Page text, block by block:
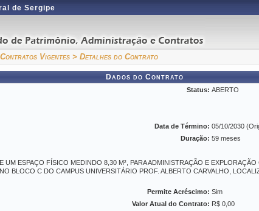
de Sergipe
Vigentes > Detalhes do Contrato
Dados do Contrato
Status: ABERTO
Data de Término: 05/10/2030
Duração: 59 meses
UM ESPAÇO FÍSICO MEDINDO 8,30 M², PARA ADMINISTRAÇÃO E
BLOCO C DO CAMPUS UNIVERSITÁRIO PROF. ALBERTO CARVALHO,
Permite Acréscimo: Sim
Valor Atual do Contrato: R$ 0,00